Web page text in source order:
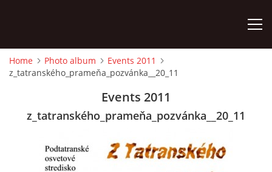
HOME
PHOTO ALBUM
Home Photo album
Events 2011
z_tatranského_prameňa_pozvánka__20_11
Events 2011
z_tatranského_prameňa_pozvánka__20_11